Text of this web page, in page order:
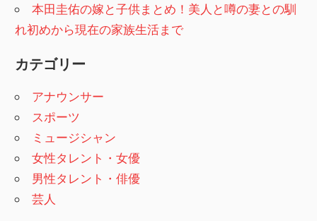
本田圭佑の嫁と子供まとめ！美人と噂の妻との馴
れ初めから現在の家族生活まで
カテゴリー
アナウンサー
スポーツ
ミュージシャン
女性タレント・女優
男性タレント・俳優
芸人